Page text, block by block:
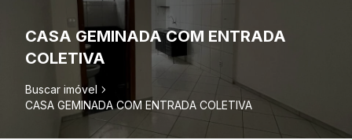
CASA GEMINADA COM ENTRADA
COLETIVA
Buscar imóvel
CASA GEMINADA COM ENTRADA COLETIVA